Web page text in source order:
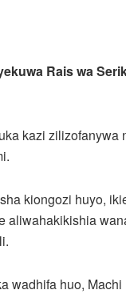
Rais wa
kazi zilizofanywa
kiongozi huyo,
aliwahakikishia
wadhifa huo,